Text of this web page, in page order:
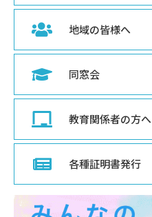
地域の皆様へ
同窓会
教育関係者の方へ
各種証明書発行